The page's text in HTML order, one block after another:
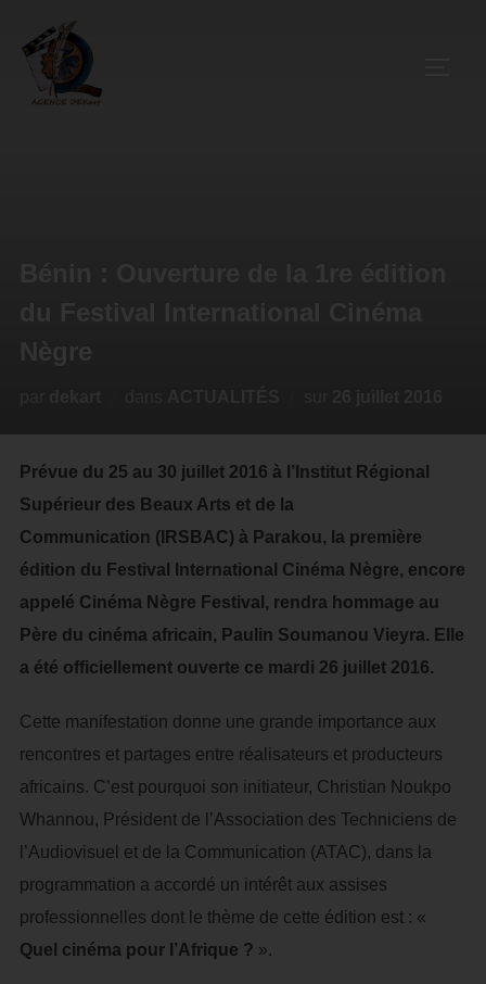
Prévue du 25 au 30 juillet 2016 à l’Institut Régional
Supérieur des Beaux Arts et de la
Communication (IRSBAC) à Parakou, la première
édition du Festival International Cinéma Nègre, encore
appelé Cinéma Nègre Festival, rendra hommage au
Père du cinéma africain, Paulin Soumanou Vieyra. Elle
a été officiellement ouverte ce mardi 26 juillet 2016.
Cette manifestation donne une grande importance aux
rencontres et partages entre réalisateurs et producteurs
africains. C’est pourquoi son initiateur, Christian Noukpo
Whannou, Président de l’Association des Techniciens de
l’Audiovisuel et de la Communication (ATAC), dans la
programmation a accordé un intérêt aux assises
professionnelles dont le thème de cette édition est : «
Quel cinéma pour l’Afrique ? ».